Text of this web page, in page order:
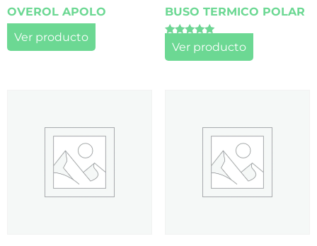
OVEROL APOLO
Ver producto
BUSO TERMICO POLAR
Valorado
con
5.00
Ver producto